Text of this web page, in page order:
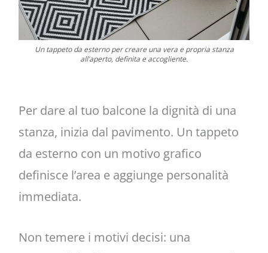
Un tappeto da esterno per creare una vera e propria stanza
all’aperto, definita e accogliente.
Per dare al tuo balcone la dignità di una
stanza, inizia dal pavimento. Un tappeto
da esterno con un motivo grafico
definisce l’area e aggiunge personalità
immediata.
Non temere i motivi decisi: una